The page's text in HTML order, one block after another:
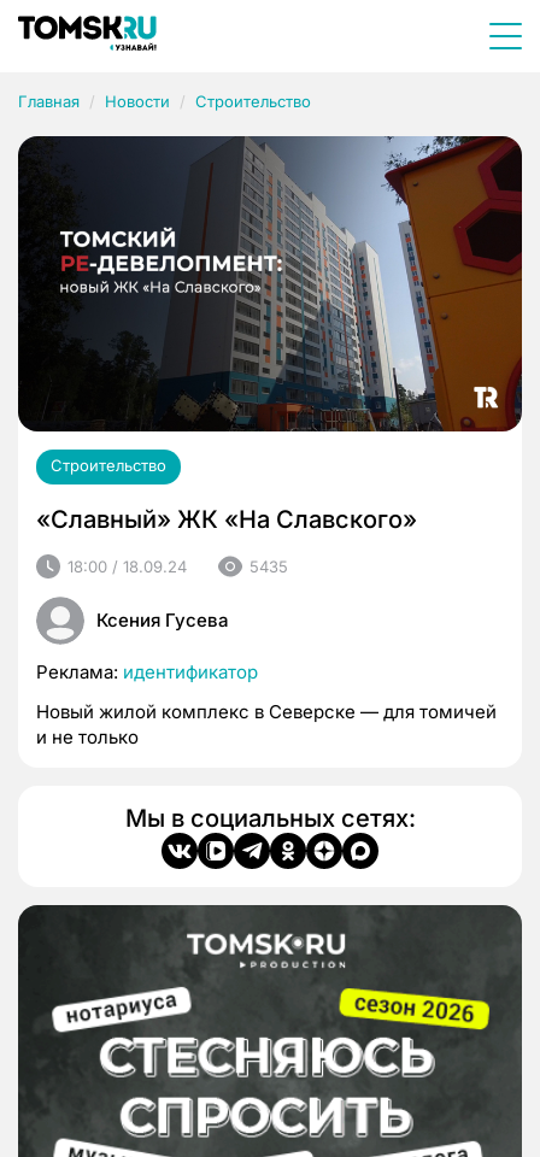
Главная Новости Строительство
Строительство
«Славный» ЖК «На Славского»
18:00 / 18.09.24 5435
Ксения Гусева
Реклама: идентификатор
Новый жилой комплекс в Северске — для томичей
и не только
Мы в социальных сетях: